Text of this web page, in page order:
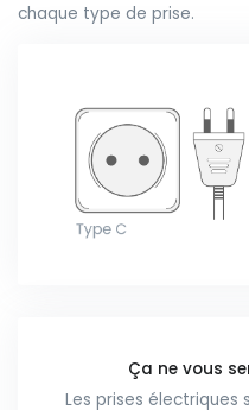
chaque type de prise.
Ça ne vous
Les prises